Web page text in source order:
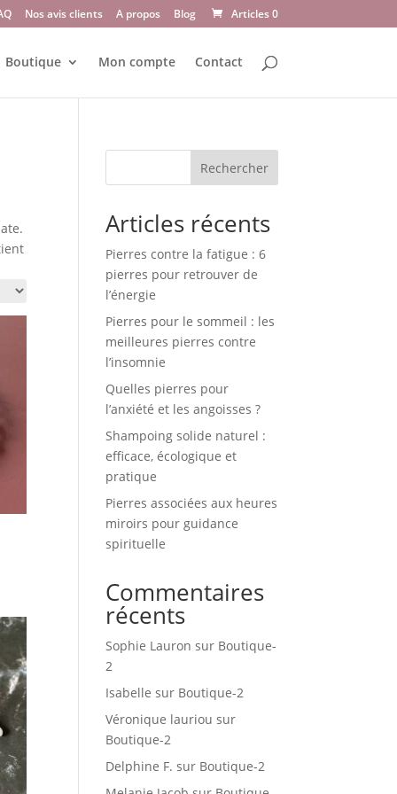
Nos avis clients A propos Blog Articles 0
Boutique Mon compte Contact
Rechercher
Articles récents
Pierres contre la fatigue : 6
pierres pour retrouver de
l’énergie
Pierres pour le sommeil : les
meilleures pierres contre
l’insomnie
Quelles pierres pour
l’anxiété et les angoisses ?
Shampoing solide naturel :
efficace, écologique et
pratique
Pierres associées aux heures
miroirs pour guidance
spirituelle
Commentaires
récents
Sophie Lauron sur Boutique-
2
Isabelle sur Boutique-2
Véronique lauriou sur
Boutique-2
Delphine F. sur Boutique-2